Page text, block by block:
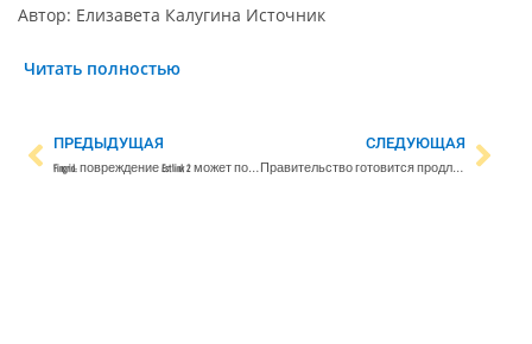
Автор: Елизавета Калугина Источник
Читать полностью
ПРЕДЫДУЩАЯ
Fingrid: повреждение Estlink 2 может повлиять на доступность электроэнергии зимой
СЛЕДУЮЩАЯ
Правительство готовится продлить спорный Закон о выдворении – ”Союз левых сил” выступил против